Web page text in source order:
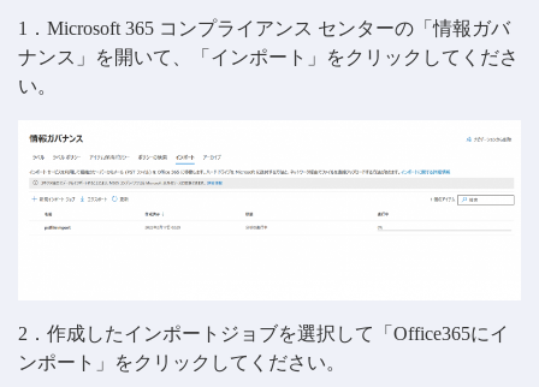
1．Microsoft 365 コンプライアンス センターの「情報ガバ
ナンス」を開いて、「インポート」をクリックしてくださ
い。
2．作成したインポートジョブを選択して「Office365にイ
ンポート」をクリックしてください。